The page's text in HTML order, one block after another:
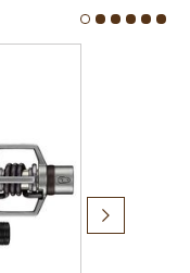
Producto